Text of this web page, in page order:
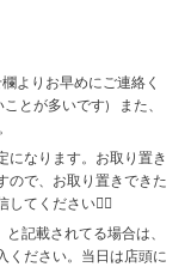
よりお早めにご連絡く
とが多いです) また、
になります。お取り置き
ので、お取り置きできた
してください🙇‍♀️
記載されてる場合は、
ください。当日は店頭に